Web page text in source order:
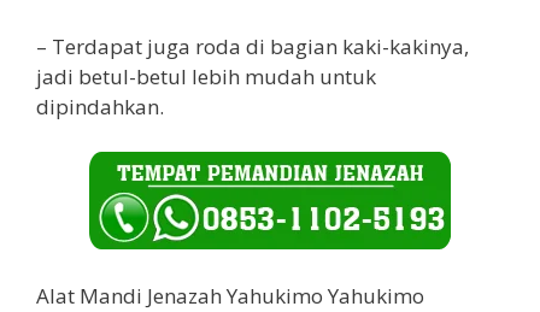
– Terdapat juga roda di bagian kaki-kakinya,
jadi betul-betul lebih mudah untuk
dipindahkan.
Alat Mandi Jenazah Yahukimo Yahukimo